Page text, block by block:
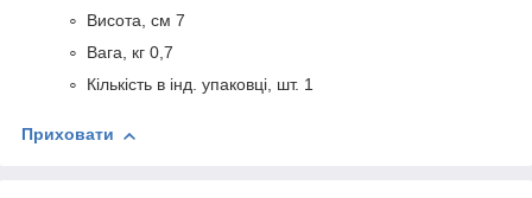
Висота, см 7
Вага, кг 0,7
Кількість в інд. упаковці, шт. 1
Приховати